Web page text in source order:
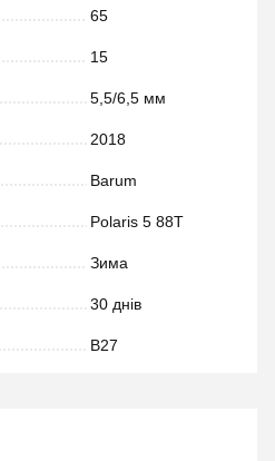
65
15
5,5/6,5 мм
2018
Barum
Polaris 5 88T
Зима
30 днів
B27